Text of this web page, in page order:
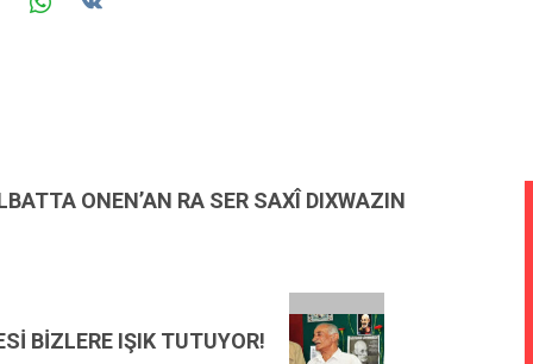
ONEN’AN RA SER SAXÎ DIXWAZIN
BİZLERE IŞIK TUTUYOR!